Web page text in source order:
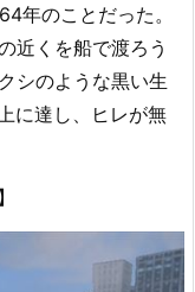
年のことだった。
近くを船で渡ろう
シのような黒い生
に達し、ヒレが無